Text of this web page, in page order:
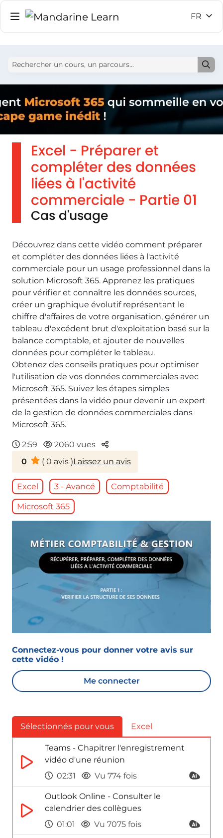
FR
Excel - Préparer et
compléter des données
liées à l'activité
commerciale - Partie 01
Cas d'usage
Découvrez dans cette vidéo comment préparer
et compléter des données liées à l'activité
commerciale pour un usage professionnel dans la
solution Microsoft 365. Apprenez les pratiques
pour vérifier et connaître les données sources,
créer un graphique évolutif représentant le
chiffre d'affaires de votre organisation, générer un
tableau d'excédent brut d'exploitation basé sur la
balance comptable, et ajouter de nouvelles
données pour compléter le tableau.
Obtenez des conseils pratiques pour optimiser
l'utilisation de vos données commerciales avec
Microsoft 365. Suivez les étapes simples
présentées dans la vidéo pour devenir un expert
de la gestion de données commerciales dans
Microsoft 365.
2:59 2060 vues
Parteger
0
( 0 avis )Laissez un avis
Excel 3 - Avancé Comptabilité
Microsoft 365
Connectez-vous pour donner votre avis sur
cette vidéo !
Me connecter
Sélectionnés pour vous Excel
Teams - Chapitrer l'enregistrement
vidéo d'une réunion
02:31
Vu 774 fois
Outlook Online - Consulter le
calendrier des collègues
01:01
Vu 7075 fois